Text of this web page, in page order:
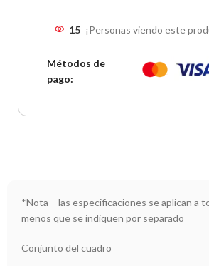
$14,830,599.99
15 ¡Personas viendo este
Métodos de
pago:
*Nota – las especificaciones se aplican a
menos que se indiquen por separado
Conjunto del cuadro